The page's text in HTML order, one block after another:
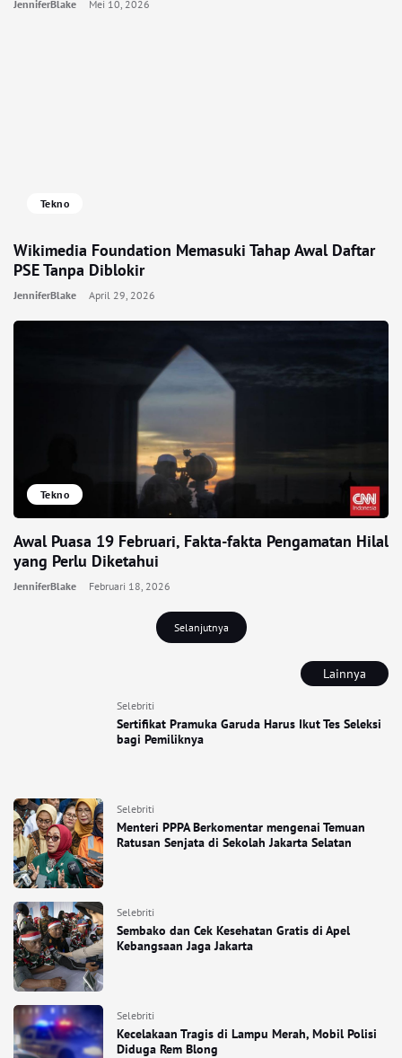
Lainnya
Selebriti
Sertifikat Pramuka Garuda Harus Ikut Tes Seleksi
bagi Pemiliknya
Selebriti
Menteri PPPA Berkomentar mengenai Temuan
Ratusan Senjata di Sekolah Jakarta Selatan
Selebriti
Sembako dan Cek Kesehatan Gratis di Apel
Kebangsaan Jaga Jakarta
Selebriti
Kecelakaan Tragis di Lampu Merah, Mobil Polisi
Diduga Rem Blong
JenniferBlake Mei 10, 2026
Tekno
Wikimedia Foundation Memasuki Tahap Awal Daftar
PSE Tanpa Diblokir
JenniferBlake April 29, 2026
Tekno
Awal Puasa 19 Februari, Fakta-fakta Pengamatan Hilal
yang Perlu Diketahui
JenniferBlake Februari 18, 2026
Selanjutnya